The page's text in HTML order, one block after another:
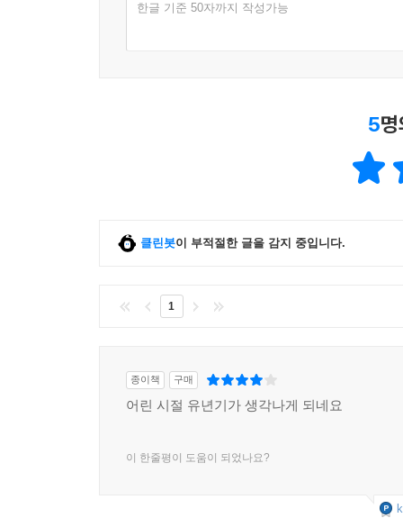
한글 기준 50자까지 작성가능
5
클린봇이 부적절한 글을 감지 중입니다.
1
종이책 구매
어린 시절 유년기가 생각나게 되네요
이 한줄평이 도움이 되었나요?